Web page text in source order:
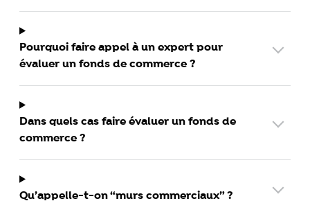
Pourquoi faire appel à un expert pour
évaluer un fonds de commerce ?
Dans quels cas faire évaluer un fonds de
commerce ?
Qu’appelle-t-on “murs commerciaux” ?